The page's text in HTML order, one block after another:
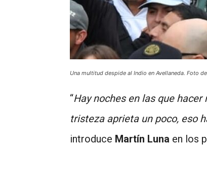
Una multitud despide al Indio en Avellaneda. Foto
“Hay noches en las que
tristeza aprieta un poco, eso
introduce Martín Luna en los